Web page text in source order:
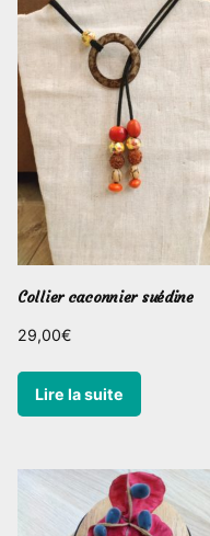
Collier caconnier suédine
29,00€
Lire la suite